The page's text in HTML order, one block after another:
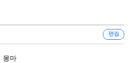
편집
몽마